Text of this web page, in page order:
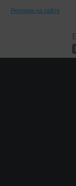
Реклама на сайте